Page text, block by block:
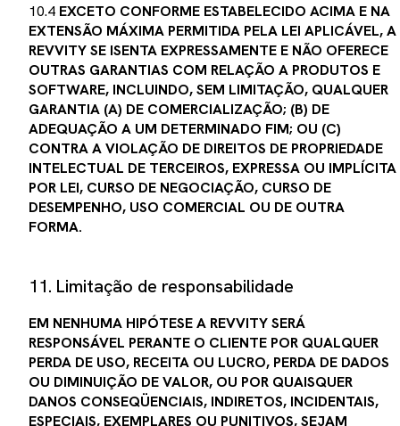
10.4 EXCETO CONFORME ESTABELECIDO ACIMA E NA
EXTENSÃO MÁXIMA PERMITIDA PELA LEI APLICÁVEL, A
REVVITY SE ISENTA EXPRESSAMENTE E NÃO OFERECE
OUTRAS GARANTIAS COM RELAÇÃO A PRODUTOS E
SOFTWARE, INCLUINDO, SEM LIMITAÇÃO, QUALQUER
GARANTIA (A) DE COMERCIALIZAÇÃO; (B) DE
ADEQUAÇÃO A UM DETERMINADO FIM; OU (C)
CONTRA A VIOLAÇÃO DE DIREITOS DE PROPRIEDADE
INTELECTUAL DE TERCEIROS, EXPRESSA OU IMPLÍCITA
POR LEI, CURSO DE NEGOCIAÇÃO, CURSO DE
DESEMPENHO, USO COMERCIAL OU DE OUTRA
FORMA.
11. Limitação de responsabilidade
EM NENHUMA HIPÓTESE A REVVITY SERÁ
RESPONSÁVEL PERANTE O CLIENTE POR QUALQUER
PERDA DE USO, RECEITA OU LUCRO, PERDA DE DADOS
OU DIMINUIÇÃO DE VALOR, OU POR QUAISQUER
DANOS CONSEQÜENCIAIS, INDIRETOS, INCIDENTAIS,
ESPECIAIS, EXEMPLARES OU PUNITIVOS, SEJAM